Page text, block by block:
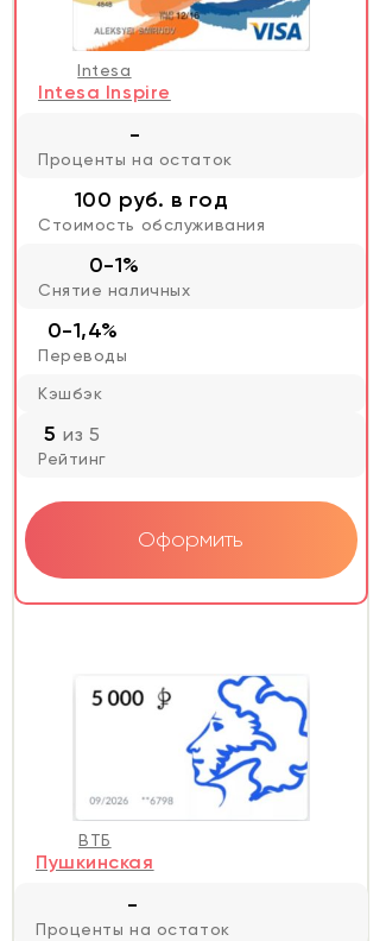
Intesa
Intesa Inspire
-
Проценты на остаток
100 руб. в год
Стоимость обслуживания
0-1%
Снятие наличных
0-1,4%
Переводы
Кэшбэк
5из 5
Рейтинг
Оформить
ВТБ
Пушкинская
-
Проценты на остаток